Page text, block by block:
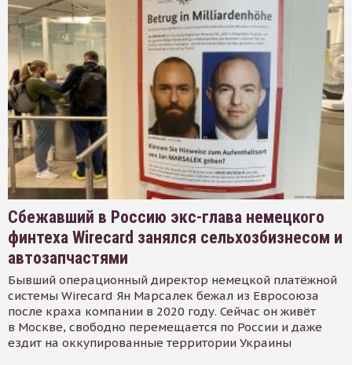
Сбежавший в Россию экс-глава немецкого
финтеха Wirecard занялся сельхозбизнесом и
автозапчастями
Бывший операционный директор немецкой платёжной
системы Wirecard Ян Марсалек бежал из Евросоюза
после краха компании в 2020 году. Сейчас он живёт
в Москве, свободно перемещается по России и даже
ездит на оккупированные территории Украины